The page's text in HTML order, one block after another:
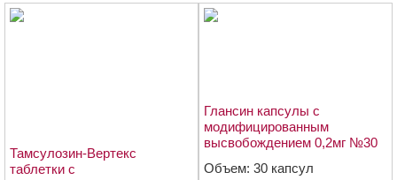
Тамсулозин-Вертекс
таблетки с
Глансин капсулы с
модифицированным
высвобождением 0,2мг №30
Объем: 30 капсул